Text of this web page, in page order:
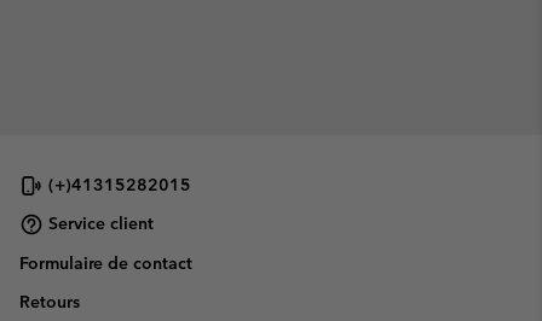
(+)41315282015
Service client
Formulaire de contact
Retours